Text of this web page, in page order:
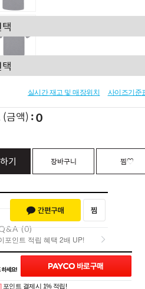
실시간 재고 및 매장위치 사이즈기준
(금액) 0
기 장바구니 찜♡
포인트 적립 혜택 2배 UP!
포인트 적립 혜택 2배 UP!
포인트 결제시 1% 적립!
(0)